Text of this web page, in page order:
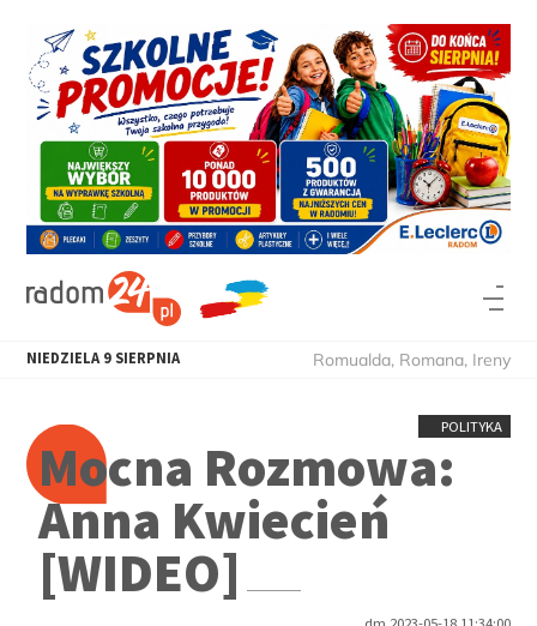
NIEDZIELA 9 SIERPNIA Romualda, Romana, Ireny
POLITYKA
Mocna Rozmowa:
Anna Kwiecień
[WIDEO]